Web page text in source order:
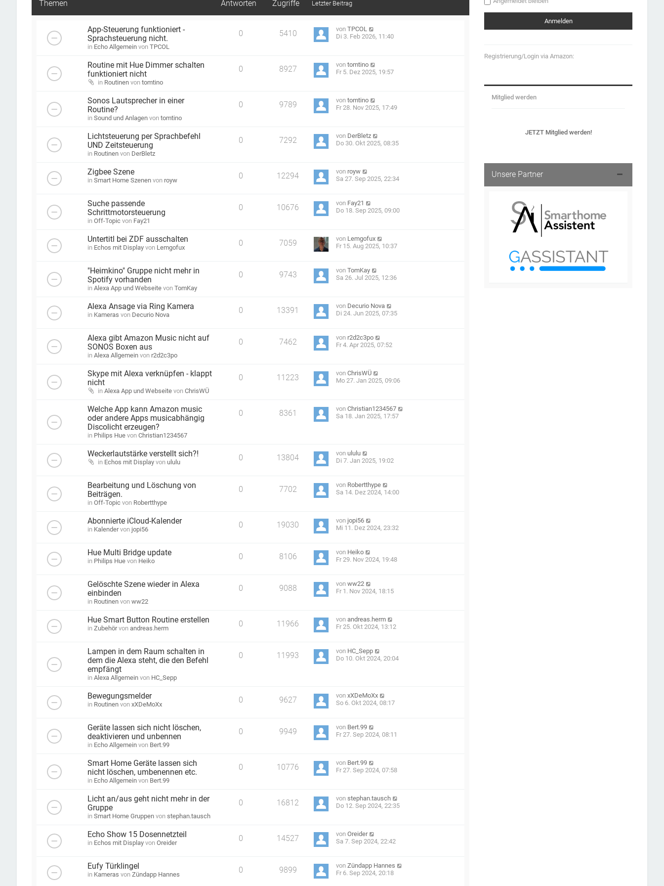
Themen Antworten Zugriffe Letzter Beitrag
App-Steuerung funktioniert -
Sprachsteuerung nicht.
in Echo Allgemeinvon TPCOL
0 5410
vonTPCOL
Di 3. Feb 2026, 11:40
Routine mit Hue Dimmer schalten
funktioniert nicht
in Routinenvon tomtino
0 8927
vontomtino
Fr 5. Dez 2025, 19:57
Sonos Lautsprecher in einer
Routine?
in Sound und Anlagenvon tomtino
0 9789
vontomtino
Fr 28. Nov 2025, 17:49
Lichtsteuerung per Sprachbefehl
UND Zeitsteuerung
in Routinenvon DerBletz
0 7292
von DerBletz
Do 30. Okt 2025, 08:35
Zigbee Szene
in Smart Home Szenenvon royw 0 12294
von royw
Sa 27. Sep 2025, 22:34
Suche passende
Schrittmotorsteuerung
in Off-Topic von Fay21
0 10676
von Fay21
Do 18. Sep 2025, 09:00
Untertitl bei ZDF ausschalten
in Echos mit Displayvon Lemgofux 0 7059
von Lemgofux
Fr 15. Aug 2025, 10:37
"Heimkino" Gruppe nicht mehr in
Spotify vorhanden
in Alexa App und Webseitevon TomKay
0 9743
vonTomKay
Sa 26. Jul 2025, 12:36
Alexa Ansage via Ring Kamera
in Kameras von Decurio Nova 0 13391
von Decurio Nova
Di 24. Jun 2025, 07:35
Alexa gibt Amazon Music nicht auf
SONOS Boxen aus
in Alexa Allgemeinvon r2d2c3po
0 7462
von r2d2c3po
Fr 4. Apr 2025, 07:52
Skype mit Alexa verknüpfen - klappt
nicht
in Alexa App und Webseitevon ChrisWÜ
0 11223
vonChrisWÜ
Mo 27. Jan 2025, 09:06
Welche App kann Amazon music
oder andere Apps musicabhängig
Discolicht erzeugen?
in Philips Huevon Christian1234567
0 8361
vonChristian1234567
Sa 18. Jan 2025, 17:57
Weckerlautstärke verstellt sich?!
in Echos mit Displayvon ululu 0 13804
von ululu
Di 7. Jan 2025, 19:02
Bearbeitung und Löschung von
Beiträgen.
in Off-Topic von Robertthype
0 7702
von Robertthype
Sa 14. Dez 2024, 14:00
Abonnierte iCloud-Kalender
in Kalendervon jopi56 0 19030
von jopi56
Mi 11. Dez 2024, 23:32
Hue Multi Bridge update
in Philips Huevon Heiko 0 8106
von Heiko
Fr 29. Nov 2024, 19:48
Gelöschte Szene wieder in Alexa
einbinden
in Routinenvon ww22
0 9088
vonww22
Fr 1. Nov 2024, 18:15
Hue Smart Button Routine erstellen
in Zubehörvon andreas.herm 0 11966
vonandreas.herm
Fr 25. Okt 2024, 13:12
Lampen in dem Raum schalten in
dem die Alexa steht, die den Befehl
empfängt
in Alexa Allgemeinvon HC_Sepp
0 11993
von HC_Sepp
Do 10. Okt 2024, 20:04
Bewegungsmelder
in Routinenvon xXDeMoXx 0 9627
vonxXDeMoXx
So 6. Okt 2024, 08:17
Geräte lassen sich nicht löschen,
deaktivieren und unbennen
in Echo Allgemeinvon Bert.99
0 9949
von Bert.99
Fr 27. Sep 2024, 08:11
Smart Home Geräte lassen sich
nicht löschen, umbenennen etc.
in Echo Allgemeinvon Bert.99
0 10776
von Bert.99
Fr 27. Sep 2024, 07:58
Licht an/aus geht nicht mehr in der
Gruppe
in Smart Home Gruppenvon stephan.tausch
0 16812
vonstephan.tausch
Do 12. Sep 2024, 22:35
Echo Show 15 Dosennetzteil
in Echos mit Displayvon Oreider 0 14527
vonOreider
Sa 7. Sep 2024, 22:42
Eufy Türklingel
in Kameras von Zündapp Hannes 0 9899
vonZündapp Hannes
Fr 6. Sep 2024, 20:18
Registrierung/Login via Amazon:
Mitglied werden
JETZT Mitglied werden!
Unsere Partner